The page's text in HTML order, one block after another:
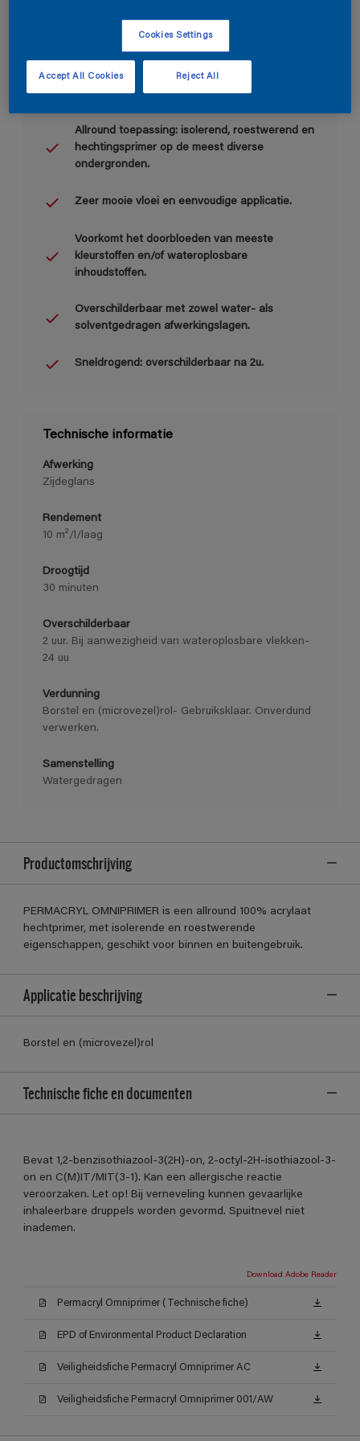
Allround toepassing: isolerend, roestwerend en
hechtingsprimer op de meest diverse
ondergronden.
Zeer mooie vloei en eenvoudige applicatie.
Voorkomt het doorbloeden van meeste
kleurstoffen en/of wateroplosbare
inhoudstoffen.
Overschilderbaar met zowel water- als
solventgedragen afwerkingslagen.
Sneldrogend: overschilderbaar na 2u.
Technische informatie
Afwerking
Zijdeglans
Rendement
10 m²/l/laag
Droogtijd
30 minuten
Overschilderbaar
2 uur. Bij aanwezigheid van wateroplosbare vlekken-
24 uu
Verdunning
Borstel en (microvezel)rol- Gebruiksklaar. Onverdund
verwerken.
Samenstelling
Watergedragen
Productomschrijving
PERMACRYL OMNIPRIMER is een allround 100% acrylaat
hechtprimer, met isolerende en roestwerende
eigenschappen, geschikt voor binnen en buitengebruik.
Applicatie beschrijving
Borstel en (microvezel)rol
Technische fiche en documenten
Bevat 1,2-benzisothiazool-3(2H)-on, 2-octyl-2H-isothiazool-3-
on en C(M)IT/MIT(3-1). Kan een allergische reactie
veroorzaken. Let op! Bij verneveling kunnen gevaarlijke
inhaleerbare druppels worden gevormd. Spuitnevel niet
inademen.
Download Adobe Reader
Permacryl Omniprimer (Technische fiche)
EPD of Environmental Product Declaration
Veiligheidsfiche Permacryl Omniprimer AC
Veiligheidsfiche Permacryl Omniprimer 001/AW
Cookies Settings
Reject All
Accept All Cookies